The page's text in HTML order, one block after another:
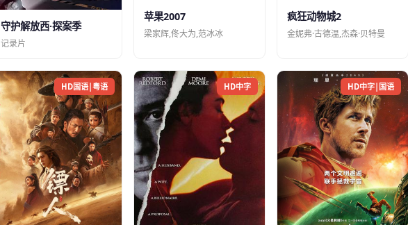
守护解放西·探案季
记录片
苹果2007
梁家辉,佟大为,范冰冰
疯狂动物城2
金妮弗·古德温,杰森·贝特曼
HD国语|粤语 HD中字 HD中字|国语